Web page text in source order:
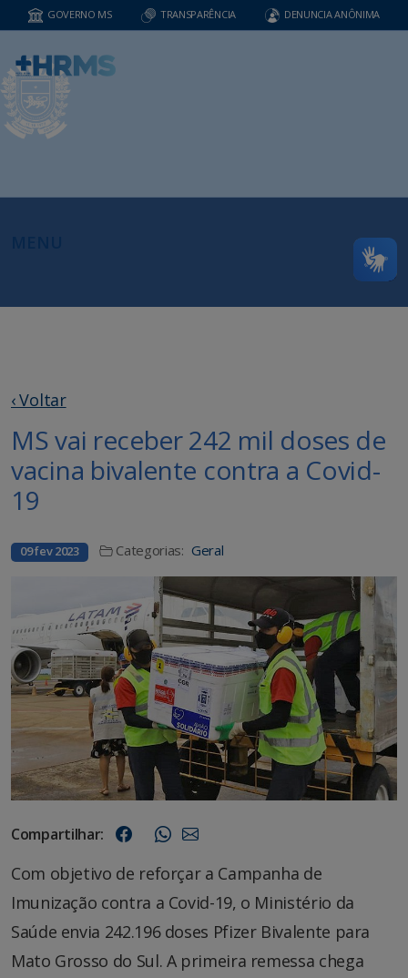
GOVERNO MS TRANSPARÊNCIA DENUNCIA ANÔNIMA
‹ Voltar
MS vai receber 242 mil doses de
vacina bivalente contra a Covid-
19
09 fev 2023 Categorias: Geral
Compartilhar:
Com objetivo de reforçar a Campanha de
Imunização contra a Covid-19, o Ministério da
Saúde envia 242.196 doses Pfizer Bivalente para
Mato Grosso do Sul. A primeira remessa chega